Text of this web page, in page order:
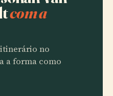
com a
no
a forma como